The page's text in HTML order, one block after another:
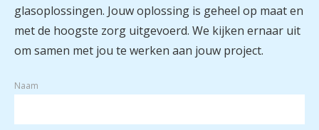
glasoplossingen. Jouw oplossing is geheel op maat en
met de hoogste zorg uitgevoerd. We kijken ernaar uit
om samen met jou te werken aan jouw project.
Naam